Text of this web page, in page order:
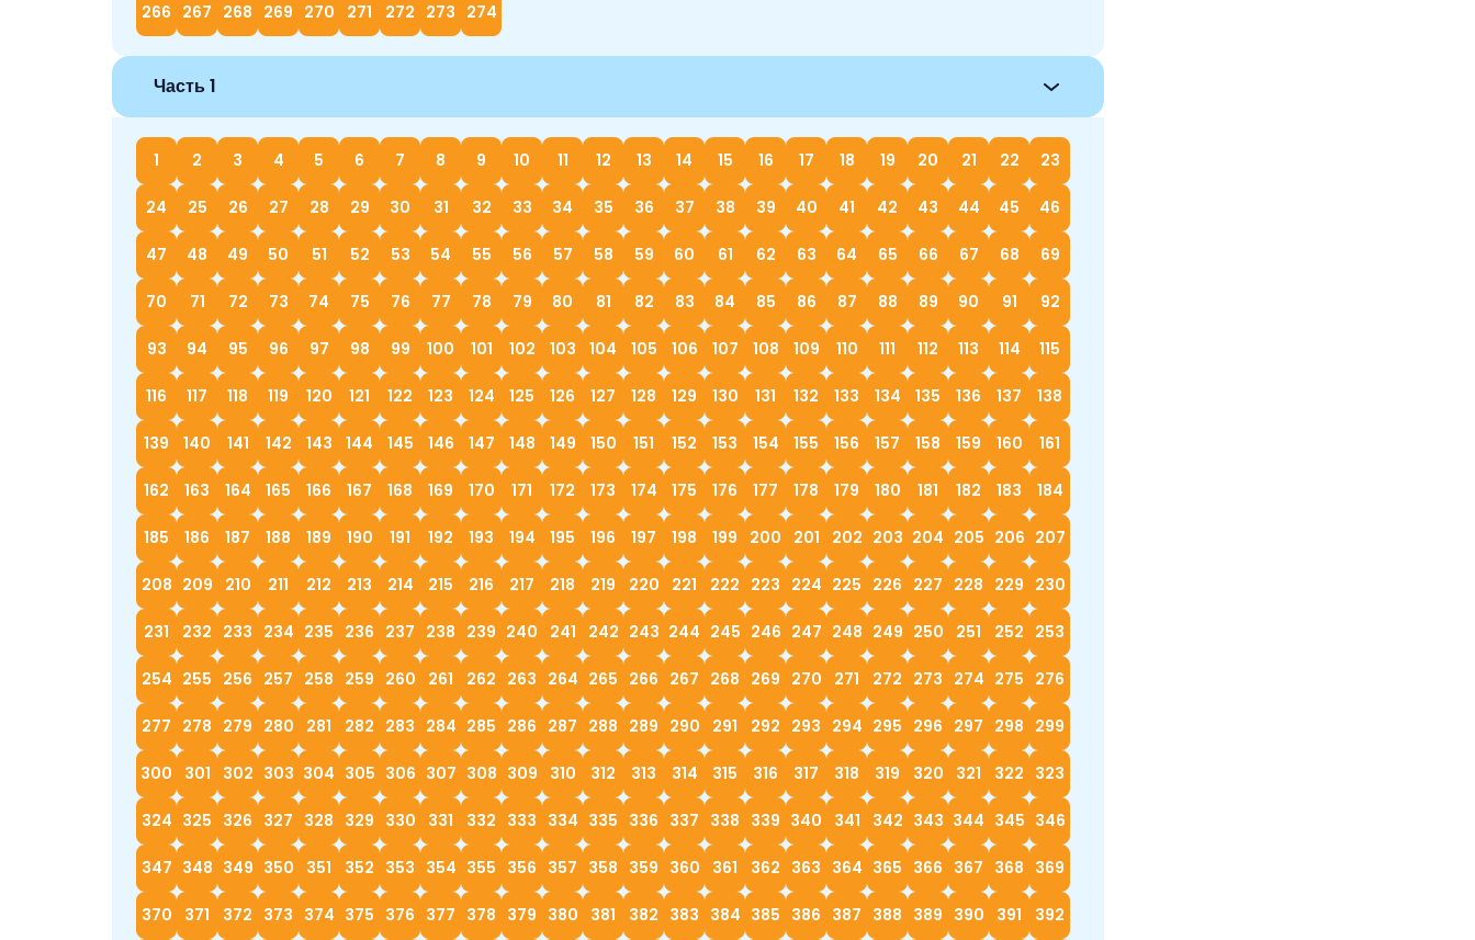
266 267 268 269 270 271 272 273 274
Часть 1
1 2 3 4 5 6 7 8 9 10 11 12 13 14 15 16 17 18 19 20 21 22 23
24 25 26 27 28 29 30 31 32 33 34 35 36 37 38 39 40 41 42 43 44 45 46
47 48 49 50 51 52 53 54 55 56 57 58 59 60 61 62 63 64 65 66 67 68 69
70 71 72 73 74 75 76 77 78 79 80 81 82 83 84 85 86 87 88 89 90 91 92
93 94 95 96 97 98 99 100 101 102 103 104 105 106 107 108 109 110 111 112 113 114 115
116 117 118 119 120 121 122 123 124 125 126 127 128 129 130 131 132 133 134 135 136 137 138
139 140 141 142 143 144 145 146 147 148 149 150 151 152 153 154 155 156 157 158 159 160 161
162 163 164 165 166 167 168 169 170 171 172 173 174 175 176 177 178 179 180 181 182 183 184
185 186 187 188 189 190 191 192 193 194 195 196 197 198 199 200 201 202 203 204 205 206 207
208 209 210 211 212 213 214 215 216 217 218 219 220 221 222 223 224 225 226 227 228 229 230
231 232 233 234 235 236 237 238 239 240 241 242 243 244 245 246 247 248 249 250 251 252 253
254 255 256 257 258 259 260 261 262 263 264 265 266 267 268 269 270 271 272 273 274 275 276
277 278 279 280 281 282 283 284 285 286 287 288 289 290 291 292 293 294 295 296 297 298 299
300 301 302 303 304 305 306 307 308 309 310 312 313 314 315 316 317 318 319 320 321 322 323
324 325 326 327 328 329 330 331 332 333 334 335 336 337 338 339 340 341 342 343 344 345 346
347 348 349 350 351 352 353 354 355 356 357 358 359 360 361 362 363 364 365 366 367 368 369
370 371 372 373 374 375 376 377 378 379 380 381 382 383 384 385 386 387 388 389 390 391 392